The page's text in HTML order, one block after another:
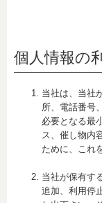
個人情報の
当社は、当社
所、電話番号
必要となる最
ス、催し物内
ために、これ
当社が保有す
追加、利用停